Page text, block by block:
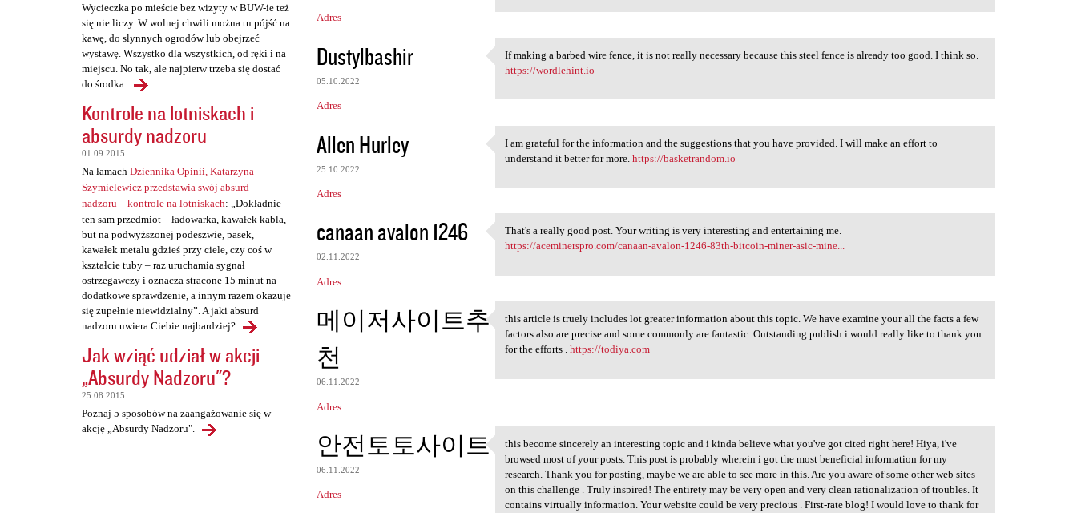
Wycieczka po mieście bez wizyty w BUW-ie też
się nie liczy. W wolnej chwili można tu pójść na
kawę, do słynnych ogrodów lub obejrzeć
wystawę. Wszystko dla wszystkich, od ręki i na
miejscu. No tak, ale najpierw trzeba się dostać
do środka.
Kontrole na lotniskach i
absurdy nadzoru
01.09.2015
Na łamach Dziennika Opinii, Katarzyna
Szymielewicz przedstawia swój absurd
nadzoru – kontrole na lotniskach: „Dokładnie
ten sam przedmiot – ładowarka, kawałek kabla,
but na podwyższonej podeszwie, pasek,
kawałek metalu gdzieś przy ciele, czy coś w
kształcie tuby – raz uruchamia sygnał
ostrzegawczy i oznacza stracone 15 minut na
dodatkowe sprawdzenie, a innym razem okazuje
się zupełnie niewidzialny”. A jaki absurd
nadzoru uwiera Ciebie najbardziej?
Jak wziąć udział w akcji
„Absurdy Nadzoru"?
25.08.2015
Poznaj 5 sposobów na zaangażowanie się w
akcję „Absurdy Nadzoru".
Adres
Dustylbashir
05.10.2022
Adres
If making a barbed wire fence
If making a barbed wire fence, it is not really necessary because this steel fence is already too good. I think so.
https://wordlehint.io
Allen Hurley
25.10.2022
Adres
I am grateful for the
I am grateful for the information and the suggestions that you have provided. I will make an effort to
understand it better for more.https://basketrandom.io
canaan avalon 1246
02.11.2022
Adres
That's a really good post.
That's a really good post. Your writing is very interesting and entertaining me.
https://aceminerspro.com/canaan-avalon-1246-83th-bitcoin-miner-asic-mine...
메이저사이트추
천
06.11.2022
Adres
this article is truely
this article is truely includes lot greater information about this topic. We have examine your all the facts a few
factors also are precise and some commonly are fantastic. Outstanding publish i would really like to thank you
for the efforts .https://todiya.com
안전토토사이트
06.11.2022
Adres
this become sincerely an
this become sincerely an interesting topic and i kinda believe what you've got cited right here! Hiya, i've
browsed most of your posts. This post is probably wherein i got the most beneficial information for my
research. Thank you for posting, maybe we are able to see more in this. Are you aware of some other web sites
on this challenge . Truly inspired! The entirety may be very open and very clean rationalization of troubles. It
contains virtually information. Your website could be very precious . First-rate blog! I would love to thank for